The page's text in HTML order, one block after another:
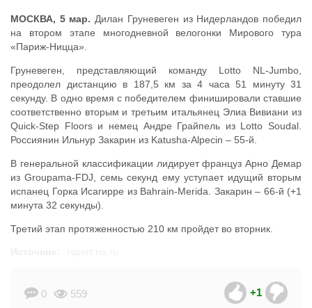
МОСКВА, 5 мар. Дилан Груневеген из Нидерландов победил
на втором этапе многодневной велогонки Мирового тура
«Париж-Ницца».
Груневеген, представляющий команду Lotto NL-Jumbo,
преодолел дистанцию в 187,5 км за 4 часа 51 минуту 31
секунду. В одно время с победителем финишировали ставшие
соответственно вторым и третьим итальянец Элиа Вивиани из
Quick-Step Floors и немец Андре Грайпель из Lotto Soudal.
Россиянин Ильнур Закарин из Katusha-Alpecin – 55-й.
В генеральной классификации лидирует француз Арно Демар
из Groupama-FDJ, семь секунд ему уступает идущий вторым
испанец Горка Исагирре из Bahrain-Merida. Закарин – 66-й (+1
минута 32 секунды).
Третий этап протяженностью 210 км пройдет во вторник.
0 559 +1